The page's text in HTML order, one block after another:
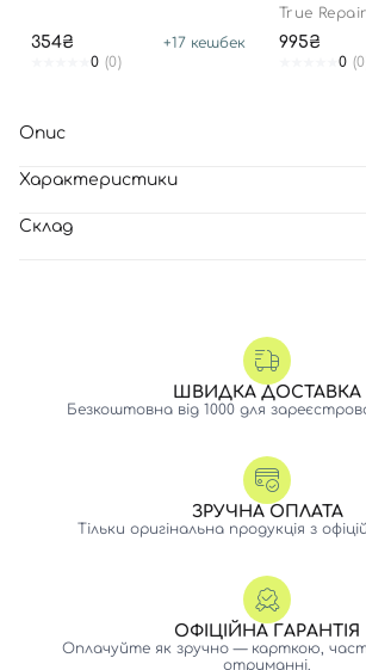
354₴ +17 кешбек
0 (0)
ВОЛОССЯ
True
995₴
0
Опис
Характеристики
Склад
ШВИДКА ДОСТАВКА
Безкоштовна від 1000 для
ЗРУЧНА ОПЛАТА
Тільки оригінальна продукція з
ОФІЦІЙНА ГАРАНТІЯ
Оплачуйте як зручно — карткою,
отриманні.